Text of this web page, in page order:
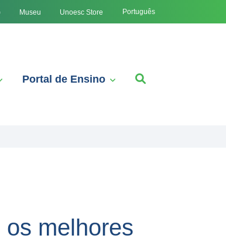
Museu Unoesc Store Português
Portal de Ensino
melhores